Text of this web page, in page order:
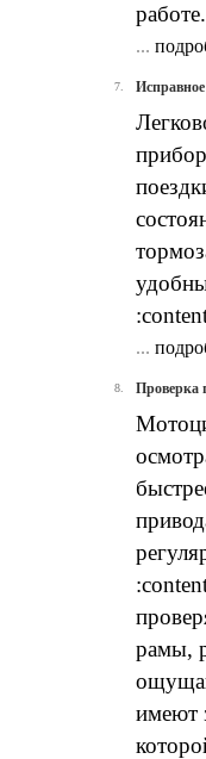
...
7.
...
8. Проверка
рамы,
имеют